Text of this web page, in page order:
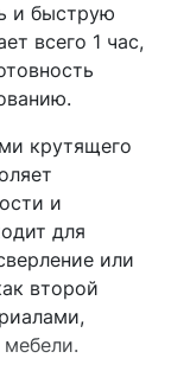
и быструю
всего 1 час,
крутящего
и
для
или
второй